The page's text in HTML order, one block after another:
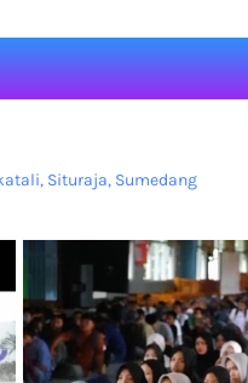
Situraja, Sumedang